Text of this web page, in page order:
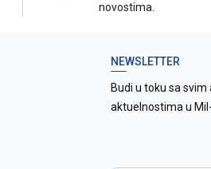
novostima.
NEWSLETTER
Budi u toku sa svim
aktuelnostima u